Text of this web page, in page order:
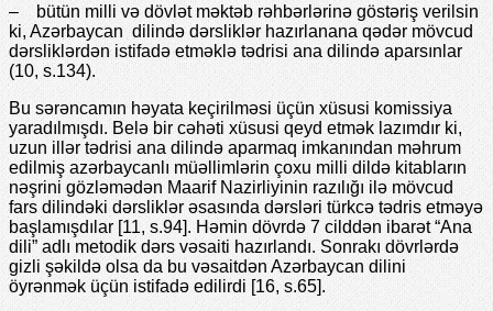
– bütün milli və dövlət məktəb rəhbərlərinə göstəriş verilsin
ki, Azərbaycan dilində dərsliklər hazırlanana qədər mövcud
dərsliklərdən istifadə etməklə tədrisi ana dilində aparsınlar
(10, s.134).
Bu sərəncamın həyata keçirilməsi üçün xüsusi komissiya
yaradılmışdı. Belə bir cəhəti xüsusi qeyd etmək lazımdır ki,
uzun illər tədrisi ana dilində aparmaq imkanından məhrum
edilmiş azərbaycanlı müəllimlərin çoxu milli dildə kitabların
nəşrini gözləmədən Maarif Nazirliyinin razılığı ilə mövcud
fars dilindəki dərsliklər əsasında dərsləri türkcə tədris etməyə
başlamışdılar [11, s.94]. Həmin dövrdə 7 cilddən ibarət “Ana
dili” adlı metodik dərs vəsaiti hazırlandı. Sonrakı dövrlərdə
gizli şəkildə olsa da bu vəsaitdən Azərbaycan dilini
öyrənmək üçün istifadə edilirdi [16, s.65].